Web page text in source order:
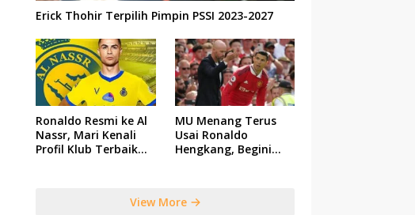
Erick Thohir Terpilih Pimpin PSSI 2023-2027
Ronaldo Resmi ke Al
Nassr, Mari Kenali
Profil Klub Terbaik
MU Menang Terus
Usai Ronaldo
Hengkang, Begini
View More